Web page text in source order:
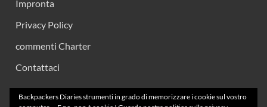
Impronta
Privacy Policy
commenti Charter
Contattaci
Backpackers Diaries strumenti in grado di memorizzare i cookie sul vostro